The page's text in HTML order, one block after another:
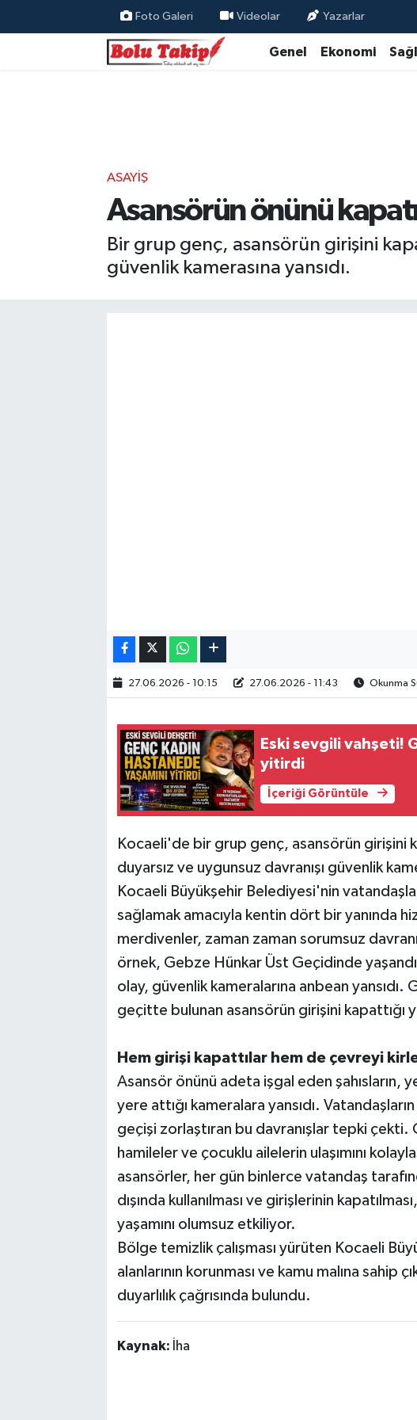
Foto Galeri Videolar Yazarlar
Genel Ekonomi
ASAYIŞ
Asansörün önünü
Bir grup genç, asansörün girişini
güvenlik kamerasına yansıdı.
27.06.2026 - 10:15 27.06.2026 - 11:43 Okunma
Eski sevgili vahşeti!
yitirdi
İçeriği Görüntüle
Kocaeli'de bir grup genç, asansörün
duyarsız ve uygunsuz davranışı güvenlik
Kocaeli Büyükşehir Belediyesi'nin
sağlamak amacıyla kentin dört bir yanında
merdivenler, zaman zaman sorumsuz
örnek, Gebze Hünkar Üst Geçidinde
olay, güvenlik kameralarına anbean
geçitte bulunan asansörün girişini kapattığı
Hem girişi kapattılar hem de çevreyi
Asansör önünü adeta işgal eden şahısların,
yere attığı kameralara yansıdı. Vatandaşların
geçişi zorlaştıran bu davranışlar tepki çekti.
hamileler ve çocuklu ailelerin ulaşımını
asansörler, her gün binlerce vatandaş
dışında kullanılması ve girişlerinin
yaşamını olumsuz etkiliyor.
Bölge temizlik çalışması yürüten Kocaeli
alanlarının korunması ve kamu malına sahip
duyarlılık çağrısında bulundu.
Kaynak: İha